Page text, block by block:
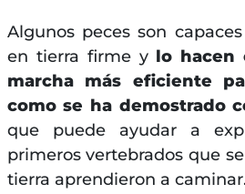
Algunos peces son
en tierra firme y lo hacen
marcha más eficiente
como se ha demostrado
que puede ayudar a
primeros vertebrados que
tierra aprendieron a